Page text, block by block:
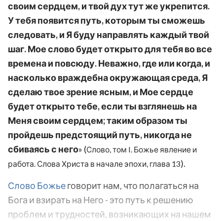
своим сердцем, и твой дух тут же укрепится.
У тебя появится путь, которым ты сможешь
следовать, и Я буду направлять каждый твой
шаг. Мое слово будет открыто для тебя во все
времена и повсюду. Неважно, где или когда, и
насколько враждебна окружающая среда, Я
сделаю твое зрение ясным, и Мое сердце
будет открыто тебе, если ты взглянешь на
Меня своим сердцем; таким образом ты
пройдешь предстоящий путь, никогда не
сбиваясь с него» (Слово, том I. Божье явление и
работа. Слова Христа в начале эпохи, глава 13).
Слово Божьеговорит нам, что полагаться на
Бога и взирать на Него - это путь к решению
проблем и трудностей, возникающих на нашем